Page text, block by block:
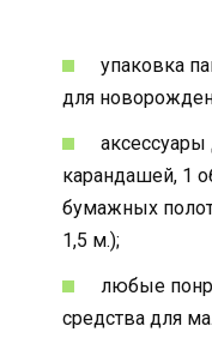
упаковка
для
карандашей, 1
бумажных
1,5 м.);
любые
средства для